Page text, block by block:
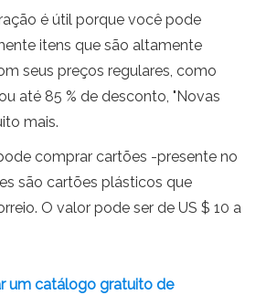
é útil porque você pode
itens que são altamente
seus preços regulares, como
até 85 % de desconto, "Novas
mais.
comprar cartões -presente no
são cartões plásticos que
O valor pode ser de US $ 10 a
um catálogo gratuito de